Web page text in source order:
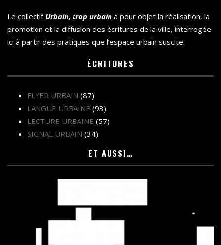
Le collectif Urbain, trop urbain a pour objet la réalisation, la
promotion et la diffusion des écritures de la ville, interrogée
ici à partir des pratiques que l’espace urbain suscite.
ÉCRITURES
FLYER URBAIN (87)
LANGUE URBAINE (93)
LECTURE URBAINE (57)
SIGNAL URBAIN (34)
ET AUSSI…